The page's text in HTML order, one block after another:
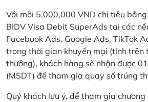
Với mỗi 5,000,000 VND chi tiêu
BIDV Visa Debit SuperAds tại các
Facebook Ads, Google Ads, TikTok
trong thời gian khuyến mại (tính trên
thưởng), khách hàng sẽ nhận được
(MSDT) để tham gia quay số trúng
Quý khách lưu ý, để tham gia